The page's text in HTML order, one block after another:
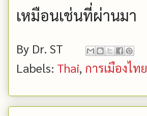
เหมือนเช่นที่ผ่านมา
By Dr. ST
Labels: Thai, การเมืองไทย